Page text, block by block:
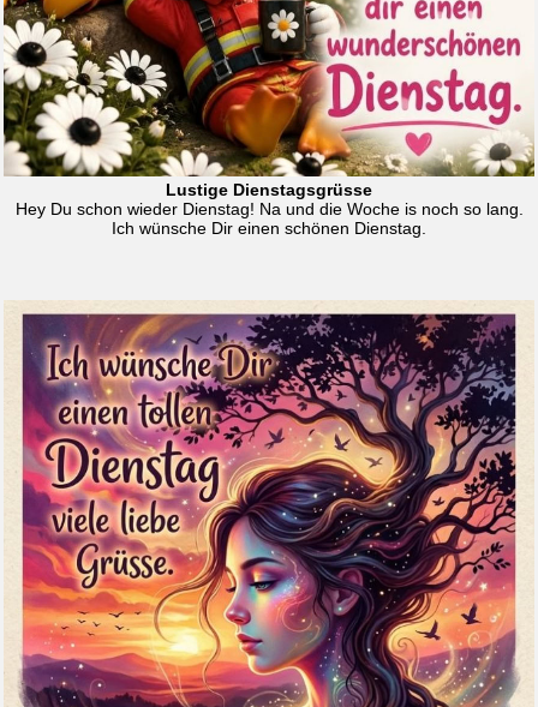
Lustige Dienstagsgrüsse
Hey Du schon wieder Dienstag! Na und die Woche is noch so lang.
Ich wünsche Dir einen schönen Dienstag.